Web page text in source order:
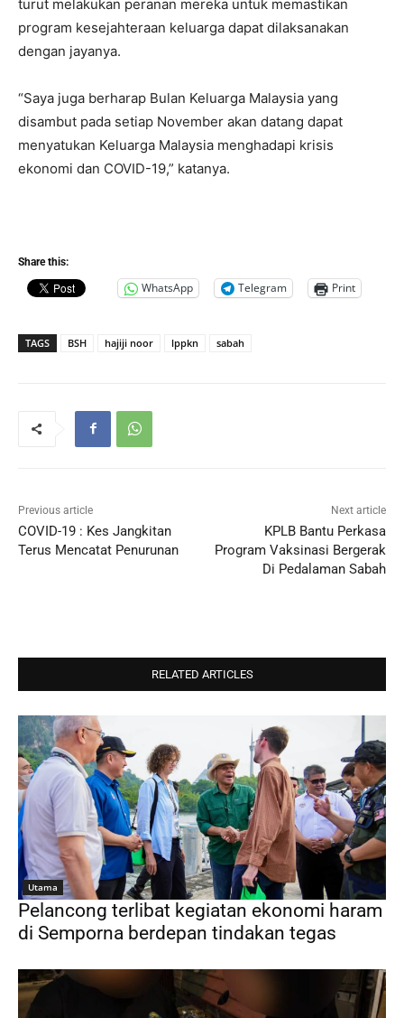
turut melakukan peranan mereka untuk memastikan
program kesejahteraan keluarga dapat dilaksanakan
dengan jayanya.
“Saya juga berharap Bulan Keluarga Malaysia yang
disambut pada setiap November akan datang dapat
menyatukan Keluarga Malaysia menghadapi krisis
ekonomi dan COVID-19,” katanya.
Share this:
WhatsApp Telegram Print
TAGS BSH hajiji noor lppkn sabah
Previous article
COVID-19 : Kes Jangkitan
Terus Mencatat Penurunan
Next article
KPLB Bantu Perkasa
Program Vaksinasi Bergerak
Di Pedalaman Sabah
RELATED ARTICLES
Utama
Pelancong terlibat kegiatan ekonomi haram
di Semporna berdepan tindakan tegas